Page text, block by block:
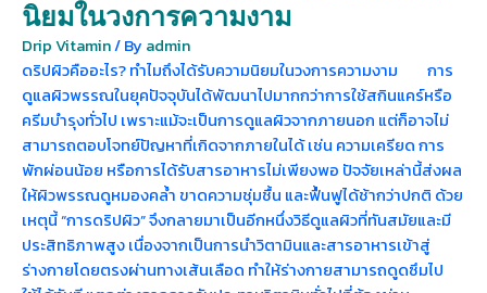
นิยมในวงการความงาม
Drip Vitamin/ By admin
ดริปผิวคืออะไร? ทำไมถึงได้รับความนิยมในวงการความงาม การ
ดูแลผิวพรรณในยุคปัจจุบันได้พัฒนาไปมากกว่าการใช้สกินแคร์หรือ
ครีมบำรุงทั่วไป เพราะแม้จะเป็นการดูแลผิวจากภายนอก แต่ก็อาจไม่
สามารถตอบโจทย์ปัญหาที่เกิดจากภายในได้ เช่น ความเครียด การ
พักผ่อนน้อย หรือการได้รับสารอาหารไม่เพียงพอ ปัจจัยเหล่านี้ส่งผล
ให้ผิวพรรณดูหมองคล้ำ ขาดความชุ่มชื้น และฟื้นฟูได้ช้ากว่าปกติ ด้วย
เหตุนี้ “การดริปผิว” จึงกลายมาเป็นอีกหนึ่งวิธีดูแลผิวที่ทันสมัยและมี
ประสิทธิภาพสูง เนื่องจากเป็นการนำวิตามินและสารอาหารเข้าสู่
ร่างกายโดยตรงผ่านทางเส้นเลือด ทำให้ร่างกายสามารถดูดซึมไป